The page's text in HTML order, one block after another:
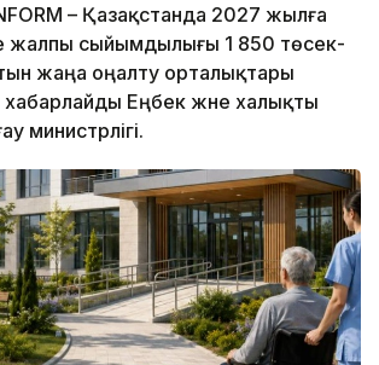
– Қазақстанда 2027 жылға
жалпы сыйымдылығы 1 850 төсек-
жаңа оңалту орталықтары
Еңбек және халықты
министрлігі.